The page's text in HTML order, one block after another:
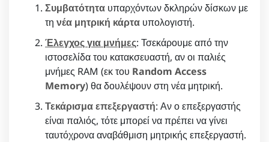
Συμβατότητα υπαρχόντων δκληρών δίσκων με
τη νέα μητρική κάρτα υπολογιστή.
Έλεγχος για μνήμες: Τσεκάρουμε από την
ιστοσελίδα του κατακσευαστή, αν οι παλιές
μνήμες RAM (εκ του Random Access
Memory) θα δουλέψουν στη νέα μητρική.
Τεκάρισμα επεξεργαστή: Αν ο επεξεργαστής
είναι παλιός, τότε μπορεί να πρέπει να γίνει
ταυτόχρονα αναβάθμιση μητρικής επεξεργαστή.